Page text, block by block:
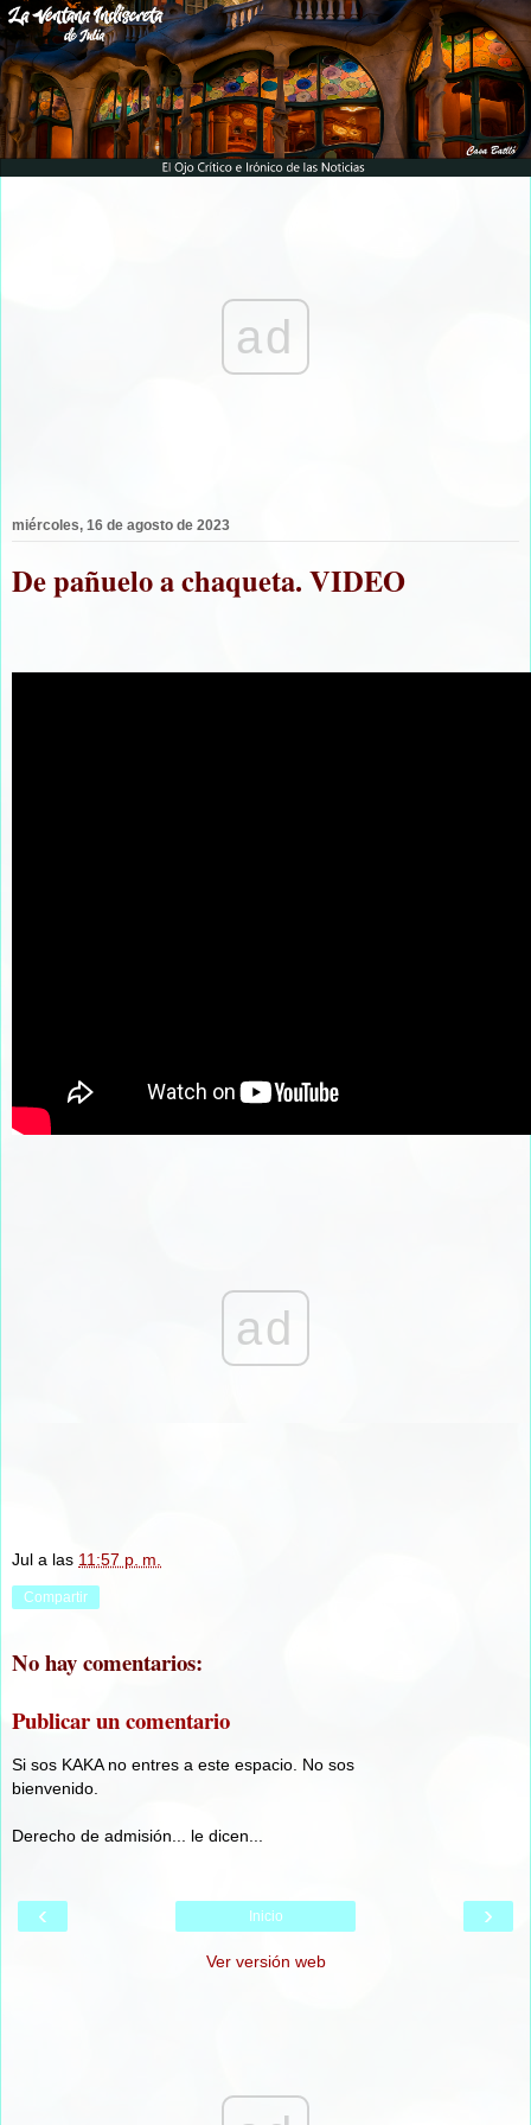
ad
miércoles, 16 de agosto de 2023
De pañuelo a chaqueta. VIDEO
ad
Jul a las 11:57 p. m.
Compartir
No hay comentarios:
Publicar un comentario
Si sos KAKA no entres a este espacio. No sos
bienvenido.
Derecho de admisión... le dicen...
‹ ›
Inicio
Ver versión web